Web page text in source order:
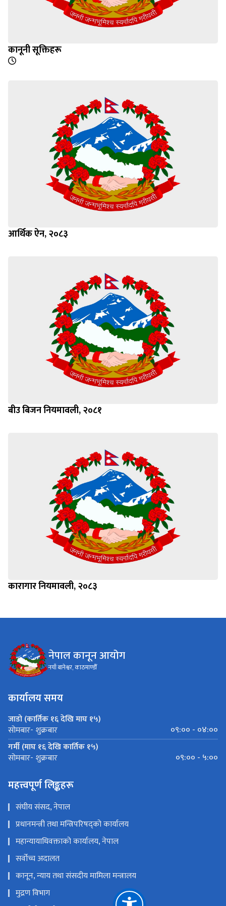
कानूनी सूक्तिहरू
आर्थिक ऐन, २०८३
बीउ बिजन नियमावली, २०८१
कारागार नियमावली, २०८३
नेपाल कानून आयोग
नयाँ बानेश्वर, काठमाण्डौँ
कार्यालय समय
जाडो (कार्तिक १६ देखि माघ १५)
सोमबार- शुक्रबार
०९:०० - ०४:००
गर्मी (माघ १६ देखि कार्तिक १५)
सोमबार- शुक्रबार ०९:०० - ५:००
महत्त्वपूर्ण लिङ्कहरू
संघीय संसद, नेपाल
प्रधानमन्त्री तथा मन्त्रिपरिषद्को कार्यालय
महान्यायाधिवक्ताको कार्यालय, नेपाल
सर्वोच्च अदालत
कानून, न्याय तथा संसदीय मामिला मन्त्रालय
मुद्रण विभाग